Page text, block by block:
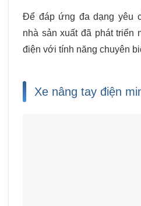
Để đáp ứng đa dạng yêu
nhà sản xuất đã phát triển
điện với tính năng chuyên
Xe nâng tay điện